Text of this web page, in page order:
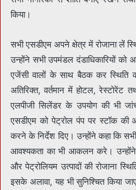
किया।
सभी एसडीएम अपने क्षेत्र में रोजाना लें
उन्होंने सभी उपमंडल दंडाधिकारियों
एजेंसी वालों के साथ बैठक कर स्थिति
अतिरिक्त, वर्तमान में होटल, रेस्टोरेंट
एलपीजी सिलेंडर के उपयोग की भी
एसडीएम को पेट्रोल पंप पर स्टॉक की
करने के निर्देश दिए। उन्होंने कहा कि
आवश्यकता का भी आकलन करे।
और पेट्रोलियम उत्पादों की रोजाना
इसके अलावा, यह भी सुनिश्चित किया